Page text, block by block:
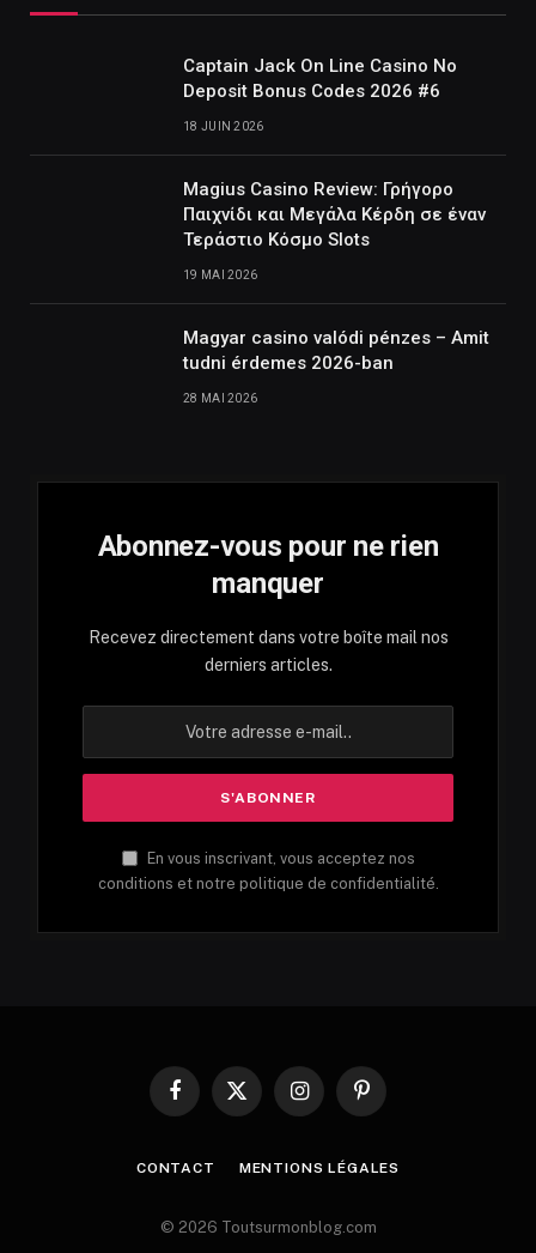
Captain Jack On Line Casino No
Deposit Bonus Codes 2026 #6
18 JUIN 2026
Magius Casino Review: Γρήγορο
Παιχνίδι και Μεγάλα Κέρδη σε έναν
Τεράστιο Κόσμο Slots
19 MAI 2026
Magyar casino valódi pénzes – Amit
tudni érdemes 2026-ban
28 MAI 2026
Abonnez-vous pour ne rien
manquer
Recevez directement dans votre boîte mail nos
derniers articles.
En vous inscrivant, vous acceptez nos
conditions et notre politique de confidentialité.
Facebook
X
InstagramPinterest
CONTACT MENTIONS LÉGALES
© 2026 Toutsurmonblog.com